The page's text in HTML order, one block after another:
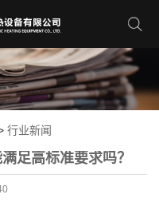
行业新闻
足高标准要求吗？